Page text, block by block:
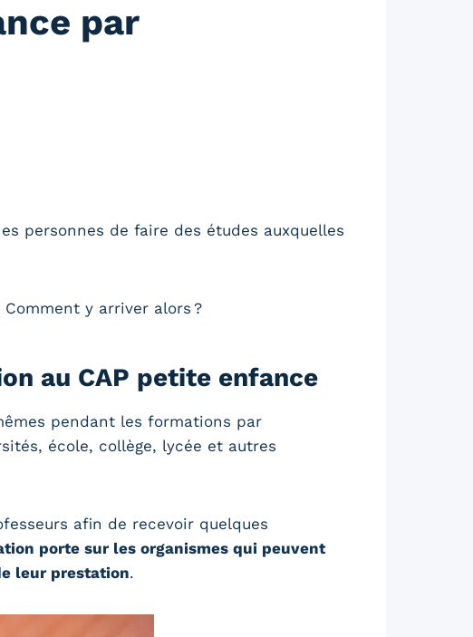
par
personnes de faire des études auxquelles
y arriver alors ?
au CAP petite enfance
pendant les formations par
école, collège, lycée et autres
afin de recevoir quelques
porte sur les organismes qui peuvent
leur prestation.